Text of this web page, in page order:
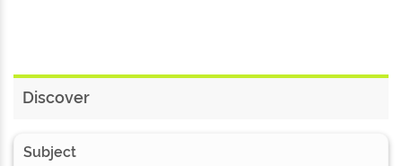
Discover
Subject